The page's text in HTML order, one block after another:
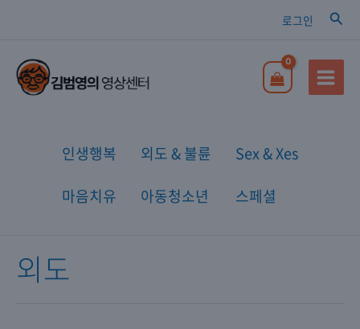
로그인 검색
Menu
인생행복 외도 & 불륜
Sex & Xes
마음치유
아동청소년 스페셜
외도